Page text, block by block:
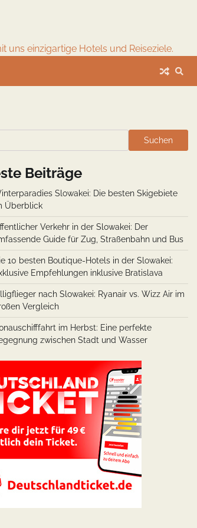
uns einzigartige Hotels und Reiseziele.
Suchen
Beiträge
Slowakei: Die besten Skigebiete
Überblick
Verkehr in der Slowakei: Der
Guide für Zug, Straßenbahn und Bus
10 besten Boutique-Hotels in der Slowakei:
Empfehlungen inklusive Bratislava
nach Slowakei: Ryanair vs. Wizz Air im
Vergleich
im Herbst: Eine perfekte
zwischen Stadt und Wasser